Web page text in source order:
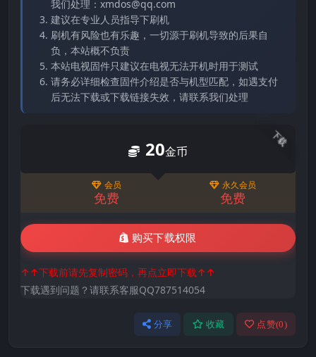
我们处理：xmdos@qq.com
建议在专业人员指导下刷机
刷机有风险也有乐趣，一切源于刷机导致的后果自
负，本站概不负责
本站电视固件只建议在电视无法开机时用于测试
请务必详细检查固件介绍是否与机型匹配，如遇支付
后无法下载或下载链接失效，请联系我们处理
下载
20金币
会员
免费
永久会员
免费
购买下载权限
↑↑下载前请先复制密码，再点立即下载↑↑
下载遇到问题？请联系客服QQ787514054
分享 收藏 点赞(0)